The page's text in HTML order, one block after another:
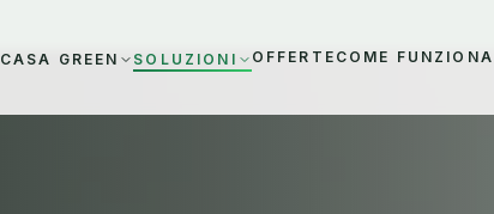
CASA GREEN SOLUZIONI OFFERTE COME FUNZIONA